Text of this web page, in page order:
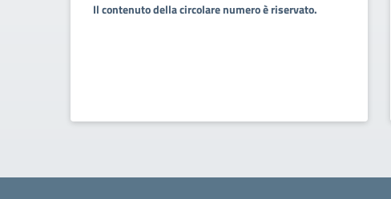
Il contenuto della circolare numero è riservato.